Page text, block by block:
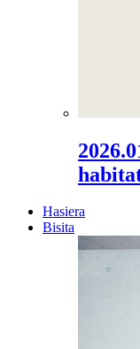
Hasiera
Bisita